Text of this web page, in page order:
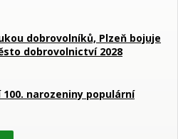
dobrovolníků, Plzeň bojuje
dobrovolnictví 2028
100. narozeniny populární